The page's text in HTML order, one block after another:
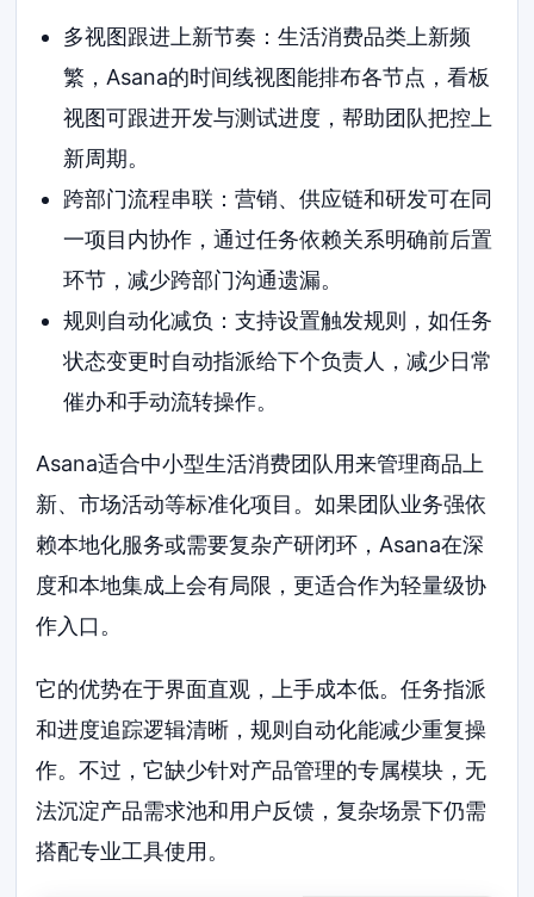
多视图跟进上新节奏：生活消费品类上新频
繁，Asana的时间线视图能排布各节点，看板
视图可跟进开发与测试进度，帮助团队把控上
新周期。
跨部门流程串联：营销、供应链和研发可在同
一项目内协作，通过任务依赖关系明确前后置
环节，减少跨部门沟通遗漏。
规则自动化减负：支持设置触发规则，如任务
状态变更时自动指派给下个负责人，减少日常
催办和手动流转操作。
Asana适合中小型生活消费团队用来管理商品上
新、市场活动等标准化项目。如果团队业务强依
赖本地化服务或需要复杂产研闭环，Asana在深
度和本地集成上会有局限，更适合作为轻量级协
作入口。
它的优势在于界面直观，上手成本低。任务指派
和进度追踪逻辑清晰，规则自动化能减少重复操
作。不过，它缺少针对产品管理的专属模块，无
法沉淀产品需求池和用户反馈，复杂场景下仍需
搭配专业工具使用。